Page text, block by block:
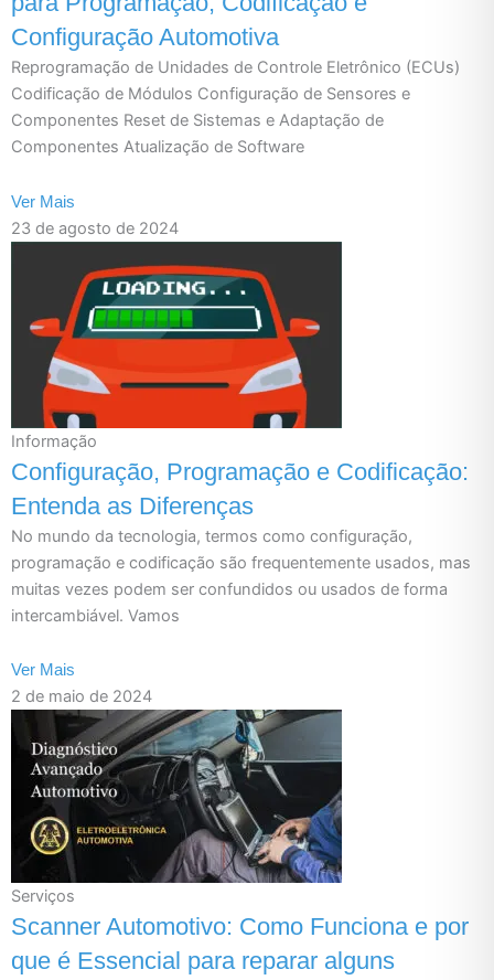
Configuração Automotiva
Reprogramação de Unidades de Controle Eletrônico (ECUs)
Codificação de Módulos Configuração de Sensores e
Componentes Reset de Sistemas e Adaptação de
Componentes Atualização de Software
Ver Mais
23 de agosto de 2024
Informação
Configuração, Programação e Codificação:
Entenda as Diferenças
No mundo da tecnologia, termos como configuração,
programação e codificação são frequentemente usados, mas
muitas vezes podem ser confundidos ou usados de forma
intercambiável. Vamos
Ver Mais
2 de maio de 2024
Serviços
Scanner Automotivo: Como Funciona e por
que é Essencial para reparar alguns